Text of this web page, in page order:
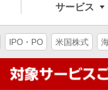
サービス
IPO・PO 米国株式